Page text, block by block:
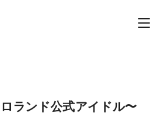
ランド公式アイドル〜